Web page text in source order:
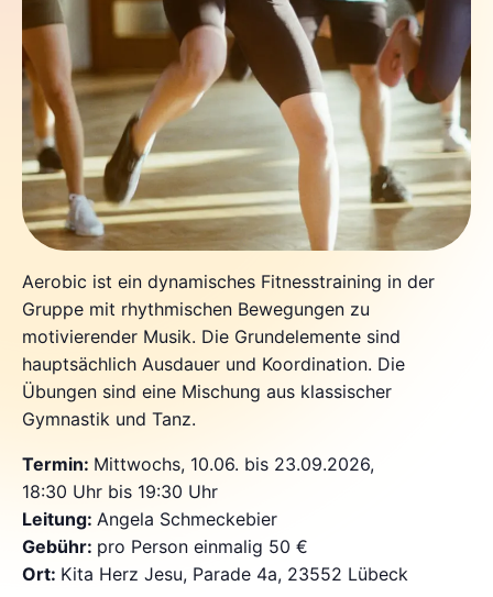
Aerobic ist ein dynamisches Fitnesstraining in der
Gruppe mit rhythmischen Bewegungen zu
motivierender Musik. Die Grundelemente sind
hauptsächlich Ausdauer und Koordination. Die
Übungen sind eine Mischung aus klassischer
Gymnastik und Tanz.
Termin: Mittwochs, 10.06. bis 23.09.2026,
18:30 Uhr bis 19:30 Uhr
Leitung: Angela Schmeckebier
Gebühr: pro Person einmalig 50 €
Ort: Kita Herz Jesu, Parade 4a, 23552 Lübeck